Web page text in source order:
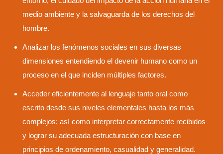
medio ambiente y la salvaguarda de los derechos del
hombre.
Analizar los fenómenos sociales en sus diversas
dimensiones entendiendo el devenir humano como un
proceso en el que inciden múltiples factores.
Acceder eficientemente al lenguaje tanto oral como
escrito desde sus niveles elementales hasta los más
complejos; así como interpretar correctamente recibidos
y lograr su adecuada estructuración con base en
principios de ordenamiento, casualidad y generalidad.